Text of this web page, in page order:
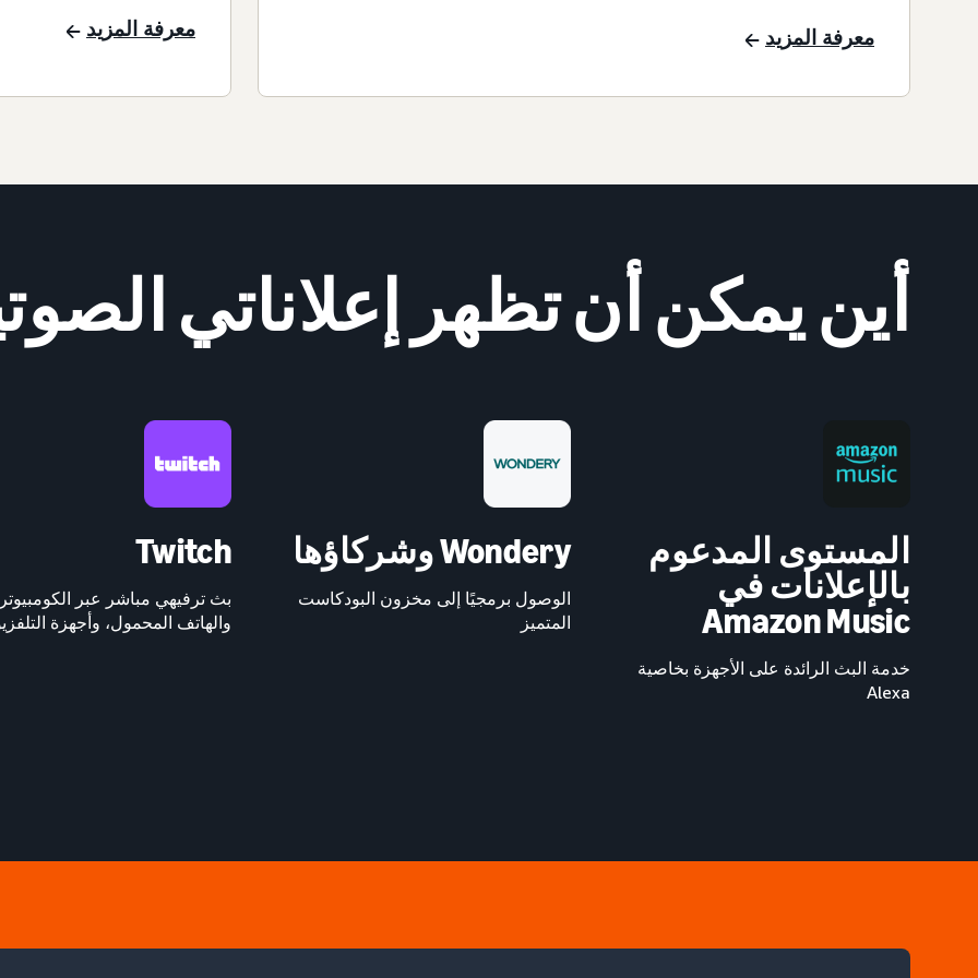
معرفة المزيد معرفة المزيد
أين يمكن أن تظهر إعلاناتي
المستوى المدعوم
بالإعلانات في
Amazon Music
خدمة البث الرائدة على الأجهزة بخاصية
Alexa
Wondery وشركاؤها
الوصول برمجيًا إلى مخزون البودكاست
المتميز
Twitch
بث ترفيهي مباشر عبر
والهاتف المحمول، وأجهزة